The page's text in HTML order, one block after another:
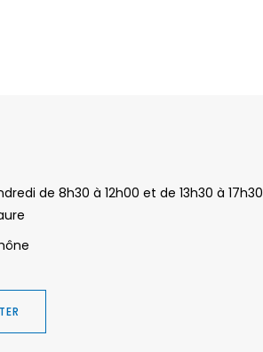
de 8h30 à 12h00 et de 13h30 à 17h30